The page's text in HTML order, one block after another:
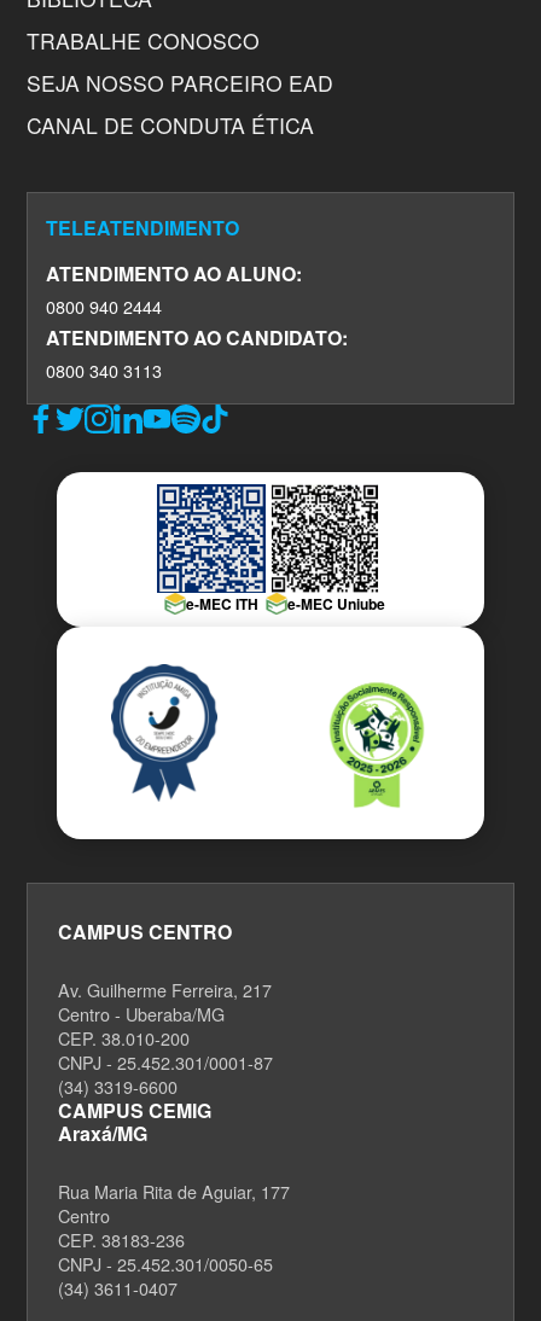
TRABALHE CONOSCO
SEJA NOSSO PARCEIRO EAD
CANAL DE CONDUTA ÉTICA
TELEATENDIMENTO
ATENDIMENTO AO ALUNO:
0800 940 2444
ATENDIMENTO AO CANDIDATO:
0800 340 3113
e-MEC ITH e-MEC Uniube
CAMPUS CENTRO
Av. Guilherme Ferreira, 217
Centro - Uberaba/MG
CEP. 38.010-200
CNPJ - 25.452.301/0001-87
(34) 3319-6600
CAMPUS CEMIG
Araxá/MG
Rua Maria Rita de Aguiar, 177
Centro
CEP. 38183-236
CNPJ - 25.452.301/0050-65
(34) 3611-0407